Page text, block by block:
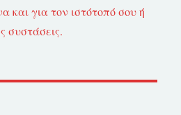
και για τον ιστότοπό σου ή
συστάσεις.